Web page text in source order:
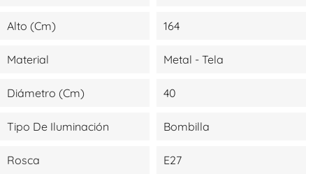
Alto (cm) 164
Material Metal - Tela
Diámetro (cm) 40
Tipo De Iluminación Bombilla
Rosca E27